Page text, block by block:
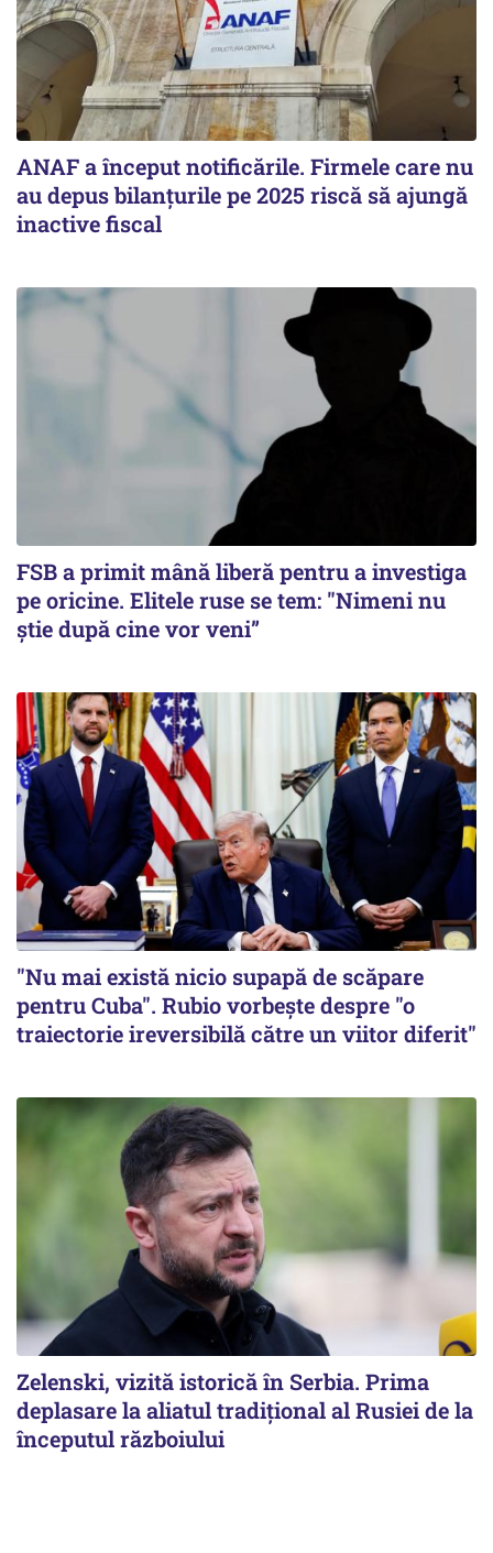
ANAF a început notificările. Firmele care nu
au depus bilanțurile pe 2025 riscă să ajungă
inactive fiscal
FSB a primit mână liberă pentru a investiga
pe oricine. Elitele ruse se tem: "Nimeni nu
știe după cine vor veni”
"Nu mai există nicio supapă de scăpare
pentru Cuba". Rubio vorbește despre "o
traiectorie ireversibilă către un viitor diferit"
Zelenski, vizită istorică în Serbia. Prima
deplasare la aliatul tradițional al Rusiei de la
începutul războiului